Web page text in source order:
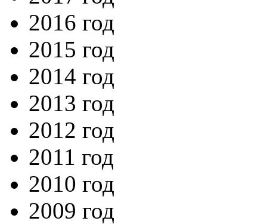
2016 год
2015 год
2014 год
2013 год
2012 год
2011 год
2010 год
2009 год